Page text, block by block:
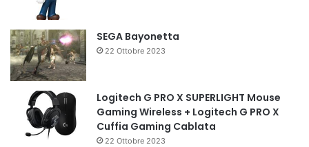
SEGA Bayonetta
22 Ottobre 2023
Logitech G PRO X SUPERLIGHT Mouse
Gaming Wireless + Logitech G PRO X
Cuffia Gaming Cablata
22 Ottobre 2023